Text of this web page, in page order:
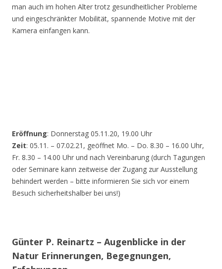
man auch im hohen Alter trotz gesundheitlicher Probleme
und eingeschränkter Mobilität, spannende Motive mit der
Kamera einfangen kann.
Eröffnung: Donnerstag 05.11.20, 19.00 Uhr
Zeit: 05.11. – 07.02.21, geöffnet Mo. – Do. 8.30 – 16.00 Uhr,
Fr. 8.30 – 14.00 Uhr und nach Vereinbarung (durch Tagungen
oder Seminare kann zeitweise der Zugang zur Ausstellung
behindert werden – bitte informieren Sie sich vor einem
Besuch sicherheitshalber bei uns!)
Günter P. Reinartz – Augenblicke in der
Natur Erinnerungen, Begegnungen,